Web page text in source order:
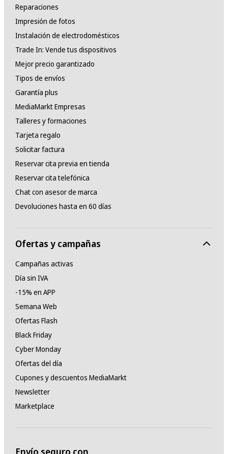
Reparaciones
Impresión de fotos
Instalación de electrodomésticos
Trade In: Vende tus dispositivos
Mejor precio garantizado
Tipos de envíos
Garantía plus
MediaMarkt Empresas
Talleres y formaciones
Tarjeta regalo
Solicitar factura
Reservar cita previa en tienda
Reservar cita telefónica
Chat con asesor de marca
Devoluciones hasta en 60 días
Ofertas y campañas
Campañas activas
Día sin IVA
-15% en APP
Semana Web
Ofertas Flash
Black Friday
Cyber Monday
Ofertas del día
Cupones y descuentos MediaMarkt
Newsletter
Marketplace
Envío seguro con